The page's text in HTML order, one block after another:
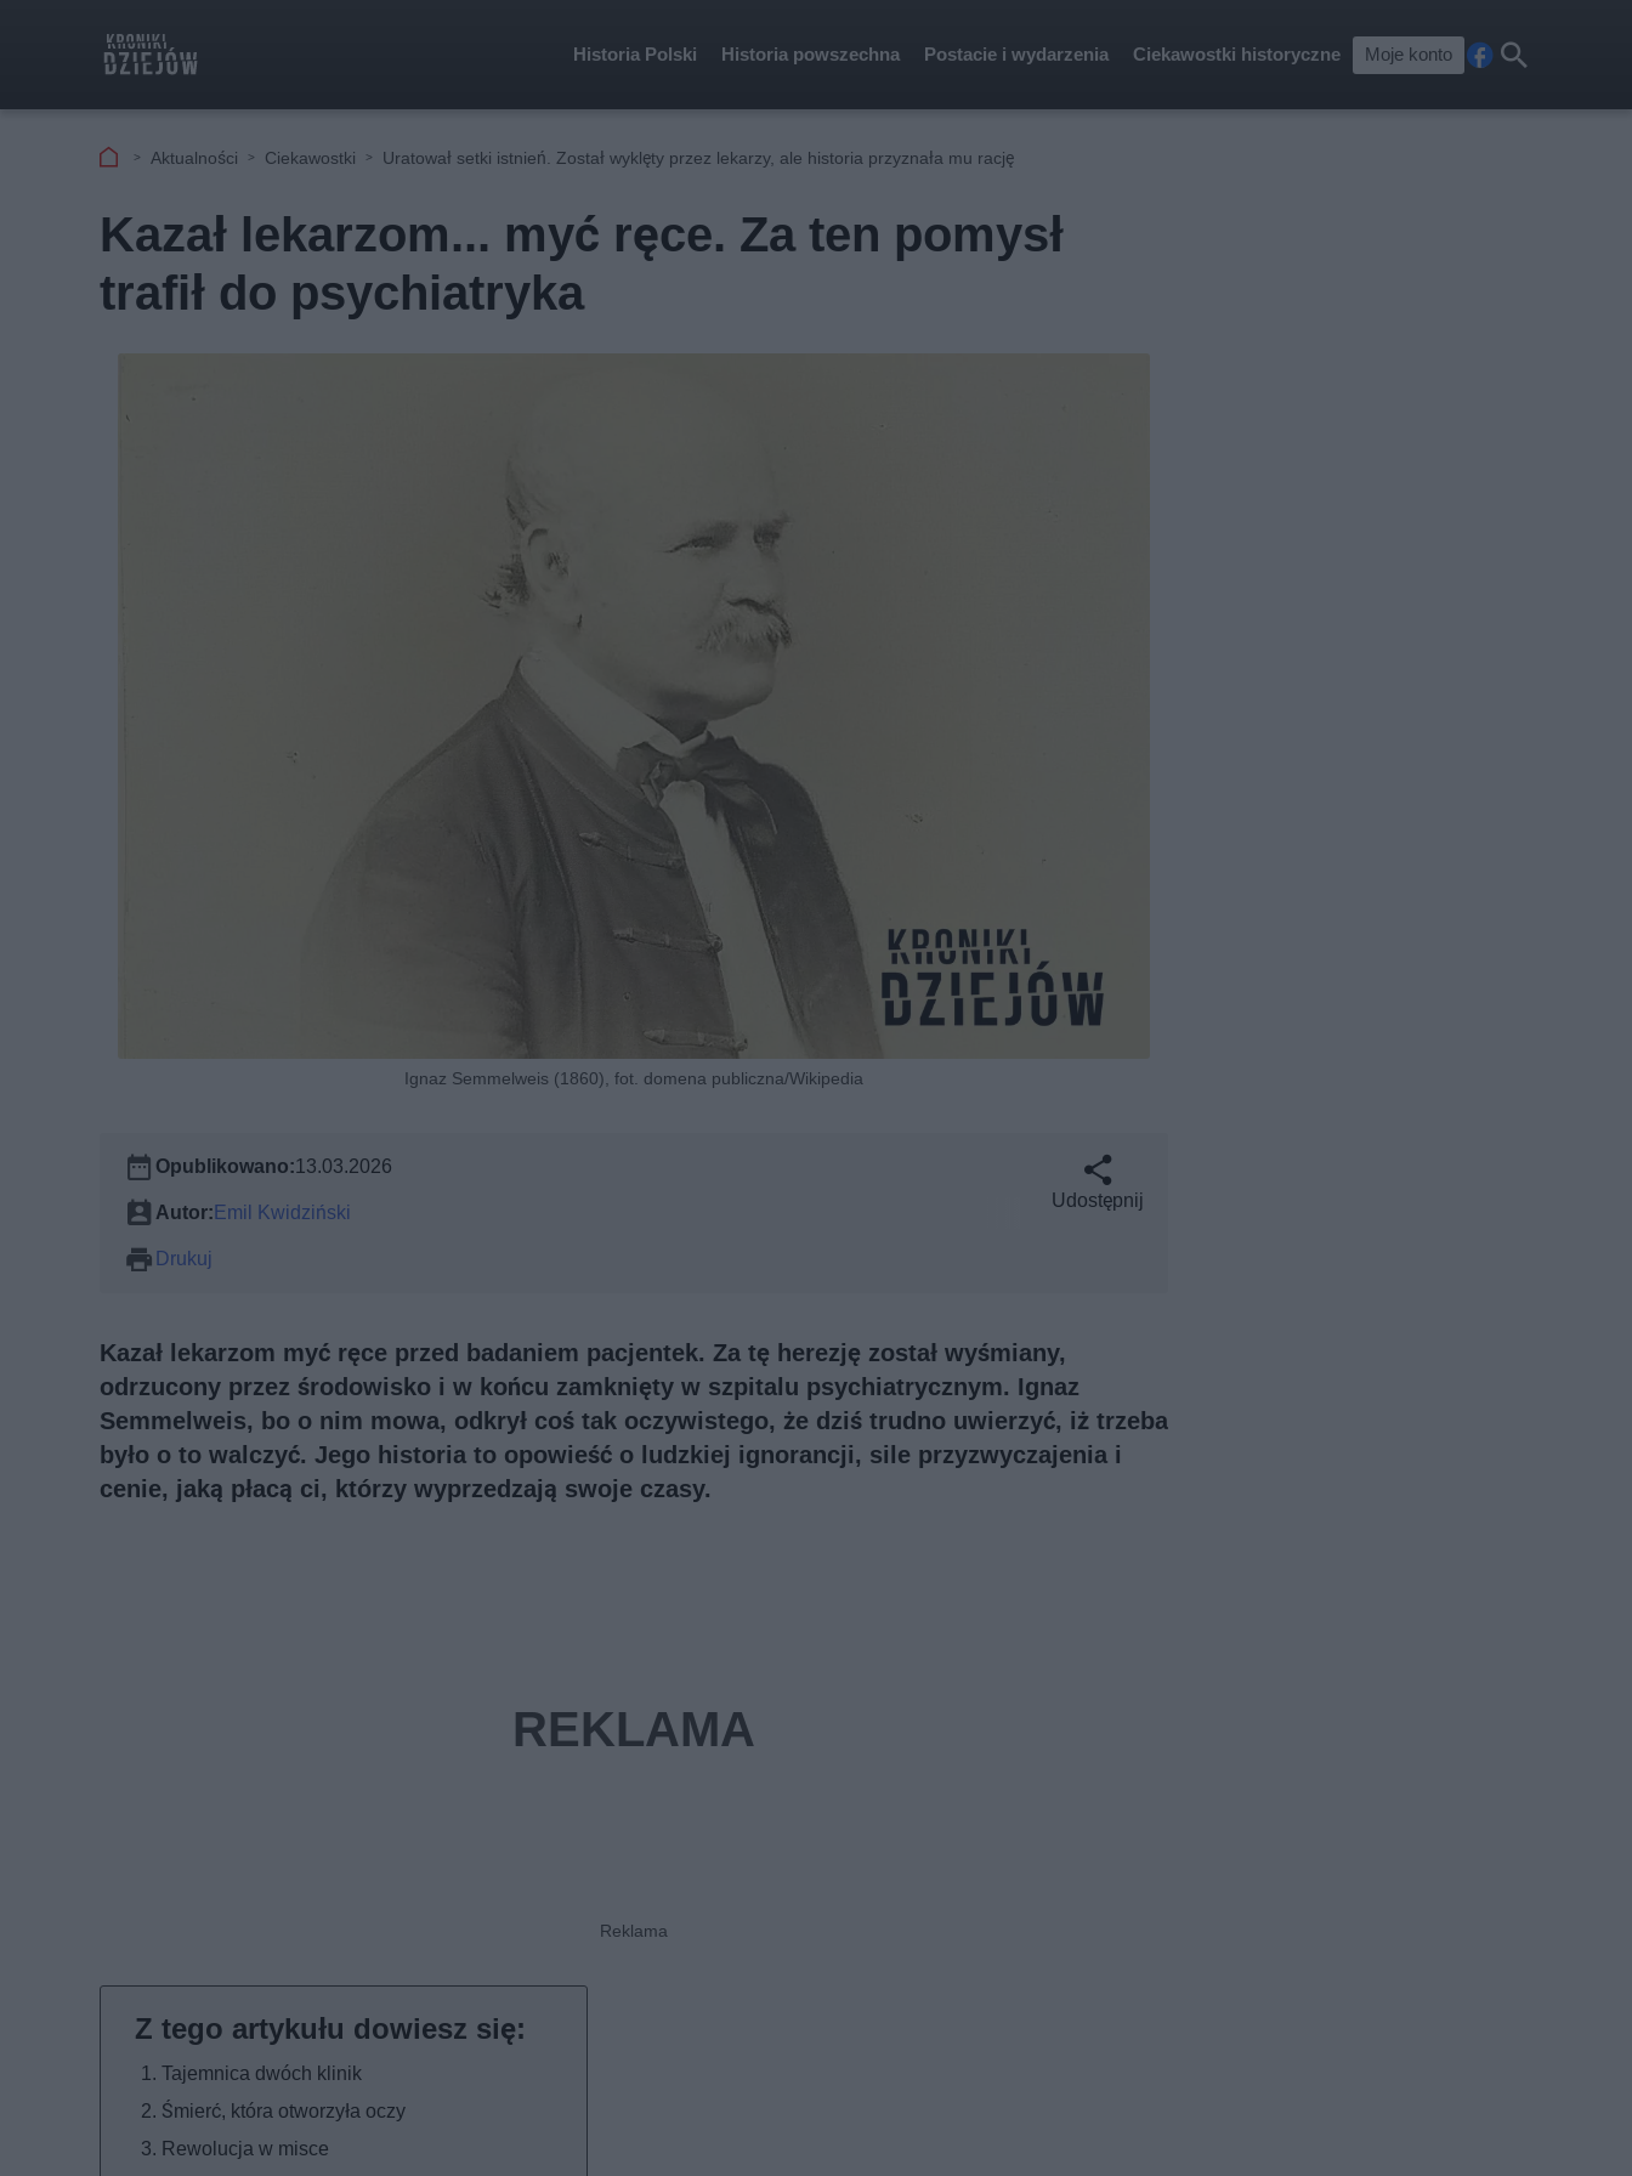
Historia Polski Historia powszechna Postacie i wydarzenia Ciekawostki historyczne Moje konto
cebkaj
Aktualności Ciekawostki Uratował setki istnień. Został wyklęty przez lekarzy, ale historia przyznała mu rację
Kazał lekarzom... myć ręce. Za ten pomysł
trafił do psychiatryka
Ignaz Semmelweis (1860), fot. domena publiczna/Wikipedia
Opublikowano:13.03.2026
Autor: Emil Kwidziński
Drukuj
Udostępnij
Kazał lekarzom myć ręce przed badaniem pacjentek. Za tę herezję został wyśmiany,
odrzucony przez środowisko i w końcu zamknięty w szpitalu psychiatrycznym. Ignaz
Semmelweis, bo o nim mowa, odkrył coś tak oczywistego, że dziś trudno uwierzyć, iż trzeba
było o to walczyć. Jego historia to opowieść o ludzkiej ignorancji, sile przyzwyczajenia i
cenie, jaką płacą ci, którzy wyprzedzają swoje czasy.
Tajemnica dwóch klinik
Śmierć, która otworzyła oczy
Rewolucja w misce